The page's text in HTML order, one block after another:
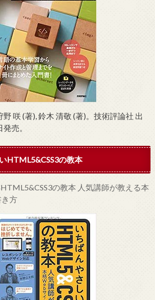
野 咲 (著), 鈴木 清敬 (著)。技術評論社 出
売。
HTML5&CSS3の教本
の教本 人気講師が教える本
方